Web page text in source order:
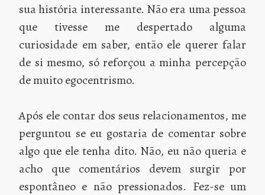
sua história interessante. Não era uma pessoa
que tivesse me despertado alguma
curiosidade em saber, então ele querer falar
de si mesmo, só reforçou a minha percepção
de muito egocentrismo.
Após ele contar dos seus relacionamentos, me
perguntou se eu gostaria de comentar sobre
algo que ele tenha dito. Não, eu não queria e
acho que comentários devem surgir por
espontâneo e não pressionados. Fez-se um